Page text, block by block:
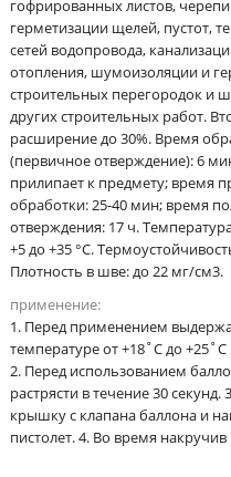
гофрированных листов,
герметизации щелей, пустот,
сетей водопровода,
отопления, шумоизоляции и
строительных перегородок и
других строительных работ.
расширение до 30%. Время
(первичное отверждение): 6
прилипает к предмету; время
обработки: 25-40 мин; время
отверждения: 17 ч.
+5 до +35 °С.
Плотность в шве: до 22 мг/см3.
применение:
1. Перед применением
температуре от +18˚С до
2. Перед использованием
растрясти в течение 30
крышку с клапана баллона и
пистолет. 4. Во время накручив